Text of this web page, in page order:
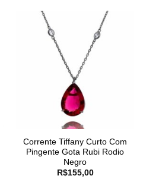
Corrente Tiffany Curto Com
Pingente Gota Rubi Rodio
Negro
R$155,00